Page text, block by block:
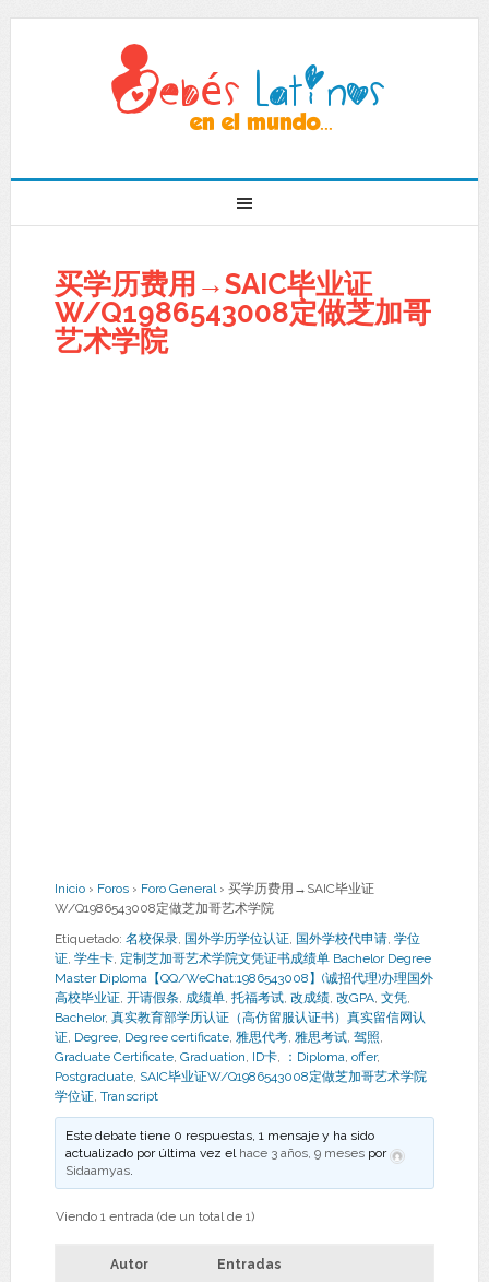
买学历费用→SAIC毕业证
W/Q1986543008定做芝加哥
艺术学院
Inicio › Foros › Foro General › 买学历费用→SAIC毕业证
W/Q1986543008定做芝加哥艺术学院
Etiquetado: 名校保录, 国外学历学位认证, 国外学校代申请, 学位
证, 学生卡, 定制芝加哥艺术学院文凭证书成绩单 Bachelor Degree
Master Diploma【QQ/WeChat:1986543008】(诚招代理)办理国外
高校毕业证, 开请假条, 成绩单, 托福考试, 改成绩, 改GPA, 文凭,
Bachelor, 真实教育部学历认证（高仿留服认证书）真实留信网认
证, Degree, Degree certificate, 雅思代考, 雅思考试, 驾照,
Graduate Certificate, Graduation, ID卡, ：Diploma, offer,
Postgraduate, SAIC毕业证W/Q1986543008定做芝加哥艺术学院
学位证, Transcript
Este debate tiene 0 respuestas, 1 mensaje y ha sido
actualizado por última vez el hace 3 años, 9 meses por
Sidaamyas.
Viendo 1 entrada (de un total de 1)
Autor Entradas